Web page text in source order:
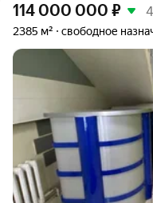
114 000 000 ₽
2385 м² свободное